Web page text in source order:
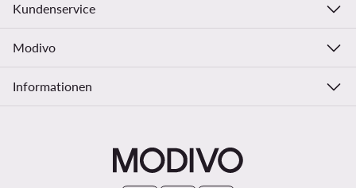
Kundenservice
Modivo
Informationen